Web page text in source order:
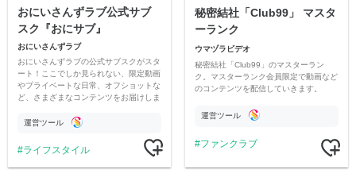
おにいさんずラブ公式サブ
スク『おにサブ』
おにいさんずラブ
おにいさんずラブの公式サブスクがスタ
ート！ここでしか見られない、限定動画
やプライベートな日常、オフショットな
ど、さまざまなコンテンツをお届けしま
運営ツール
ライフスタイル
秘密結社「Club99」 マスタ
ーランク
ウマヅラビデオ
秘密結社「Club99」のマスターラン
ク。マスターランク会員限定で動画など
のコンテンツを配信していきます。
運営ツール
ファンクラブ